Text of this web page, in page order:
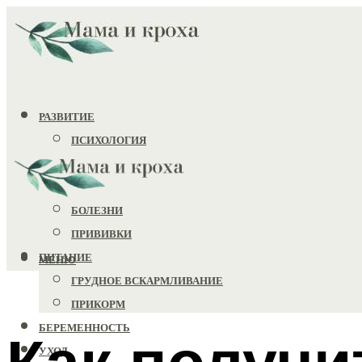
РАЗВИТИЕ
ПСИХОЛОГИЯ
ИГРУШКИ
ЗДОРОВЬЕ
БОЛЕЗНИ
ПРИВИВКИ
ПИТАНИЕ
ГРУДНОЕ ВСКАРМЛИВАНИЕ
ПРИКОРМ
БЕРЕМЕННОСТЬ
УХОД
МЕНЮ